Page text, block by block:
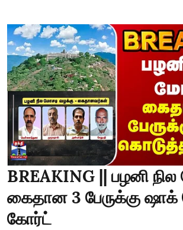
BREAKING || பழனி நில
கைதான 3 பேருக்கு
கோர்ட்